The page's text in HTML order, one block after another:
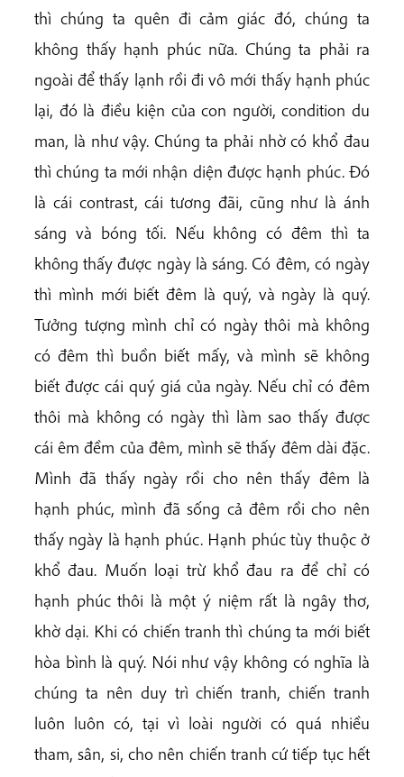
thì chúng ta quên đi cảm giác đó, chúng ta
không thấy hạnh phúc nữa. Chúng ta phải ra
ngoài để thấy lạnh rồi đi vô mới thấy hạnh phúc
lại, đó là điều kiện của con người, condition du
man, là như vậy. Chúng ta phải nhờ có khổ đau
thì chúng ta mới nhận diện được hạnh phúc. Đó
là cái contrast, cái tương đãi, cũng như là ánh
sáng và bóng tối. Nếu không có đêm thì ta
không thấy được ngày là sáng. Có đêm, có ngày
thì mình mới biết đêm là quý, và ngày là quý.
Tưởng tượng mình chỉ có ngày thôi mà không
có đêm thì buồn biết mấy, và mình sẽ không
biết được cái quý giá của ngày. Nếu chỉ có đêm
thôi mà không có ngày thì làm sao thấy được
cái êm đềm của đêm, mình sẽ thấy đêm dài đặc.
Mình đã thấy ngày rồi cho nên thấy đêm là
hạnh phúc, mình đã sống cả đêm rồi cho nên
thấy ngày là hạnh phúc. Hạnh phúc tùy thuộc ở
khổ đau. Muốn loại trừ khổ đau ra để chỉ có
hạnh phúc thôi là một ý niệm rất là ngây thơ,
khờ dại. Khi có chiến tranh thì chúng ta mới biết
hòa bình là quý. Nói như vậy không có nghĩa là
chúng ta nên duy trì chiến tranh, chiến tranh
luôn luôn có, tại vì loài người có quá nhiều
tham, sân, si, cho nên chiến tranh cứ tiếp tục hết